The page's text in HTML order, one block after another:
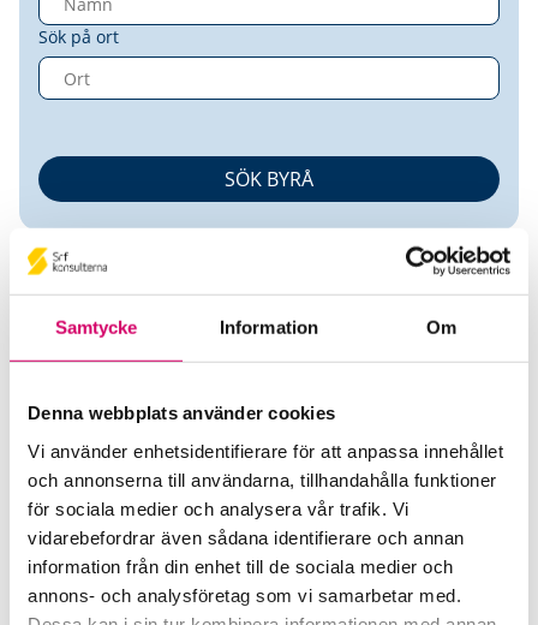
Samtycke Information Om
Denna webbplats använder cookies
Vi använder enhetsidentifierare för att anpassa innehållet
och annonserna till användarna, tillhandahålla funktioner
för sociala medier och analysera vår trafik. Vi
vidarebefordrar även sådana identifierare och annan
information från din enhet till de sociala medier och
annons- och analysföretag som vi samarbetar med.
Sök på ort
Peter Jakobsson
Auktoriserad Redovisningskonsult
Peter Jakobsson
Horn
Telefon